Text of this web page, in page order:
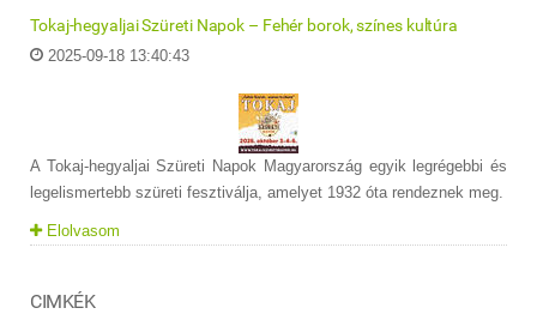
Tokaj-hegyaljai Szüreti Napok – Fehér borok, színes kultúra
2025-09-18 13:40:43
A Tokaj-hegyaljai Szüreti Napok Magyarország egyik legrégebbi és
legelismertebb szüreti fesztiválja, amelyet 1932 óta rendeznek meg.
Elolvasom
CIMKÉK